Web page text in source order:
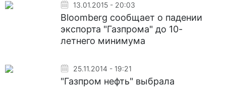
13.01.2015 - 20:03
Bloomberg сообщает о падении
экспорта "Газпрома" до 10-
летнего минимума
25.11.2014 - 19:21
"Газпром нефть" выбрала